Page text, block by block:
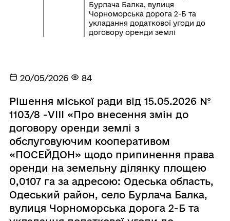
Бурлача Балка, вулиця
Чорноморська дорога 2-Б та
укладання додаткової угоди до
договору оренди землі
20/05/2026 84
Рішення міської ради від 15.05.2026 №
1103/8 -VIII «Про внесення змін до
договору оренди землі з
обслуговуючим кооперативом
«ПОСЕЙДОН» щодо припинення права
оренди на земельну ділянку площею
0,0107 га за адресою: Одеська область,
Одеський район, село Бурлача Балка,
вулиця Чорноморська дорога 2-Б та